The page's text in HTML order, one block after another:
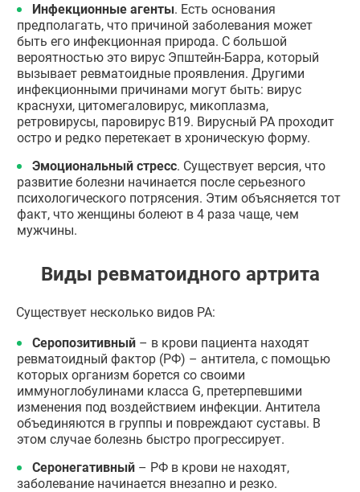
Инфекционные агенты. Есть основания
предполагать, что причиной заболевания может
быть его инфекционная природа. С большой
вероятностью это вирус Эпштейн-Барра, который
вызывает ревматоидные проявления. Другими
инфекционными причинами могут быть: вирус
краснухи, цитомегаловирус, микоплазма,
ретровирусы, паровирус В19. Вирусный РА проходит
остро и редко перетекает в хроническую форму.
Эмоциональный стресс. Существует версия, что
развитие болезни начинается после серьезного
психологического потрясения. Этим объясняется тот
факт, что женщины болеют в 4 раза чаще, чем
мужчины.
Виды ревматоидного артрита
Существует несколько видов РА:
Серопозитивный – в крови пациента находят
ревматоидный фактор (РФ) – антитела, с помощью
которых организм борется со своими
иммуноглобулинами класса G, претерпевшими
изменения под воздействием инфекции. Антитела
объединяются в группы и повреждают суставы. В
этом случае болезнь быстро прогрессирует.
Серонегативный – РФ в крови не находят,
заболевание начинается внезапно и резко.